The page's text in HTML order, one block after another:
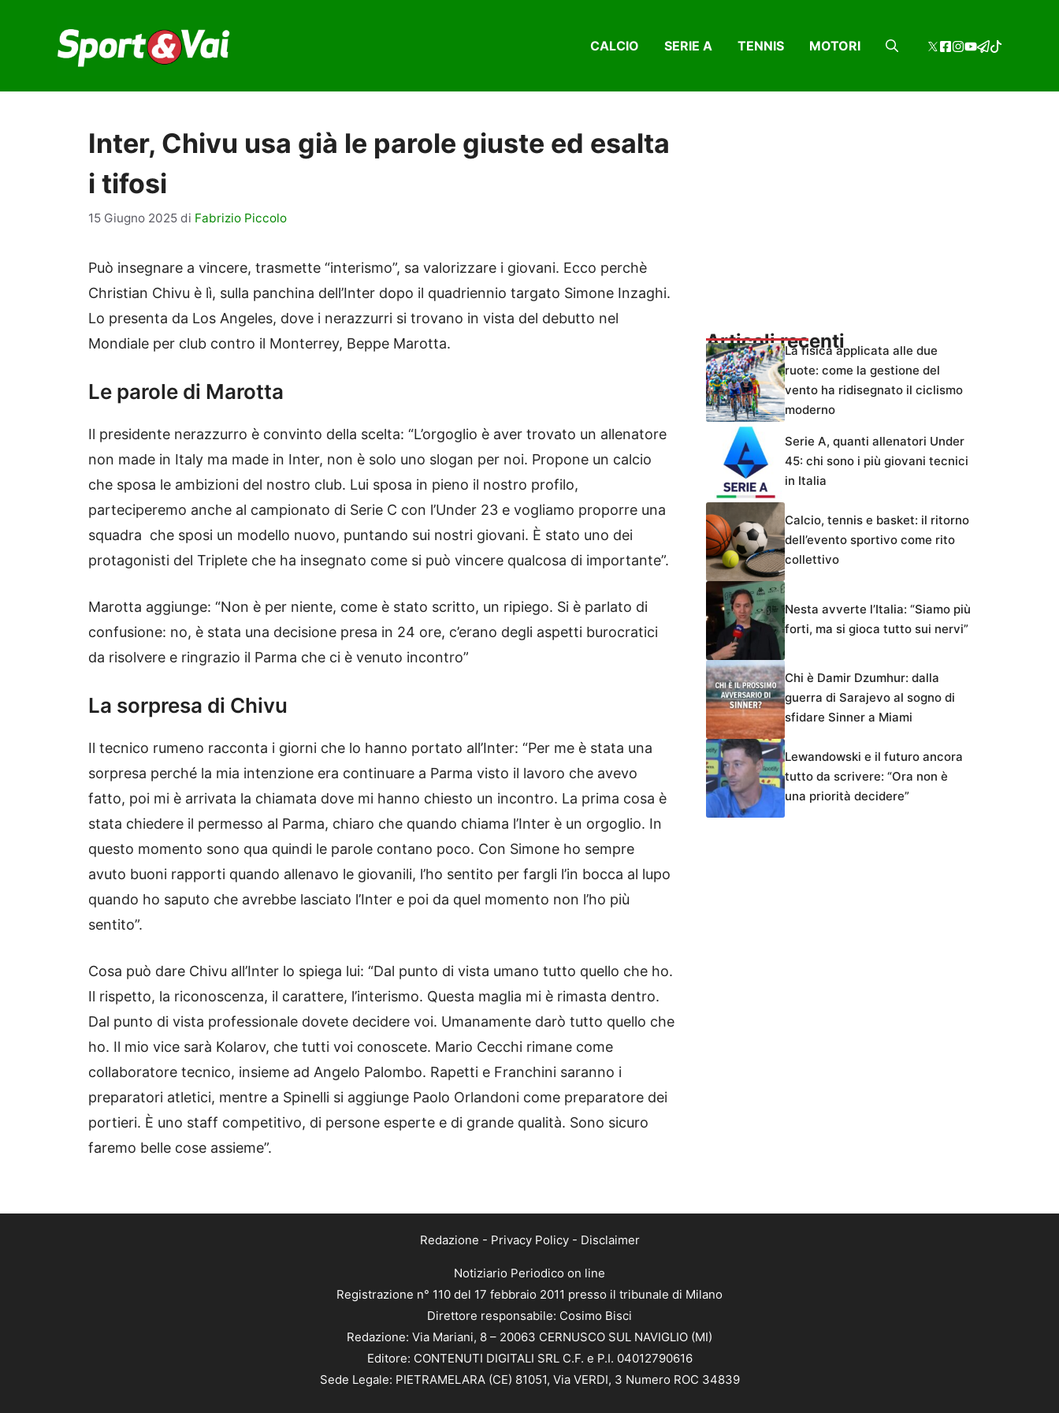
contenuto
CALCIO SERIE A TENNIS MOTORI
Inter, Chivu usa già le parole giuste ed esalta
i tifosi
15 Giugno 2025 di Fabrizio Piccolo
Può insegnare a vincere, trasmette “interismo”, sa valorizzare i giovani. Ecco perchè
Christian Chivu è lì, sulla panchina dell’Inter dopo il quadriennio targato Simone Inzaghi.
Lo presenta da Los Angeles, dove i nerazzurri si trovano in vista del debutto nel
Mondiale per club contro il Monterrey, Beppe Marotta.
Le parole di Marotta
Il presidente nerazzurro è convinto della scelta: “L’orgoglio è aver trovato un allenatore
non made in Italy ma made in Inter, non è solo uno slogan per noi. Propone un calcio
che sposa le ambizioni del nostro club. Lui sposa in pieno il nostro profilo,
parteciperemo anche al campionato di Serie C con l’Under 23 e vogliamo proporre una
squadra che sposi un modello nuovo, puntando sui nostri giovani. È stato uno dei
protagonisti del Triplete che ha insegnato come si può vincere qualcosa di importante”.
Marotta aggiunge: “Non è per niente, come è stato scritto, un ripiego. Si è parlato di
confusione: no, è stata una decisione presa in 24 ore, c’erano degli aspetti burocratici
da risolvere e ringrazio il Parma che ci è venuto incontro”
La sorpresa di Chivu
Il tecnico rumeno racconta i giorni che lo hanno portato all’Inter: “Per me è stata una
sorpresa perché la mia intenzione era continuare a Parma visto il lavoro che avevo
fatto, poi mi è arrivata la chiamata dove mi hanno chiesto un incontro. La prima cosa è
stata chiedere il permesso al Parma, chiaro che quando chiama l’Inter è un orgoglio. In
questo momento sono qua quindi le parole contano poco. Con Simone ho sempre
avuto buoni rapporti quando allenavo le giovanili, l’ho sentito per fargli l’in bocca al lupo
quando ho saputo che avrebbe lasciato l’Inter e poi da quel momento non l’ho più
sentito”.
Cosa può dare Chivu all’Inter lo spiega lui: “Dal punto di vista umano tutto quello che ho.
Il rispetto, la riconoscenza, il carattere, l’interismo. Questa maglia mi è rimasta dentro.
Dal punto di vista professionale dovete decidere voi. Umanamente darò tutto quello che
ho. Il mio vice sarà Kolarov, che tutti voi conoscete. Mario Cecchi rimane come
collaboratore tecnico, insieme ad Angelo Palombo. Rapetti e Franchini saranno i
preparatori atletici, mentre a Spinelli si aggiunge Paolo Orlandoni come preparatore dei
portieri. È uno staff competitivo, di persone esperte e di grande qualità. Sono sicuro
faremo belle cose assieme”.
Articoli recentiLa fisica applicata alle due
ruote: come la gestione del
vento ha ridisegnato il ciclismo
moderno
Serie A, quanti allenatori Under
45: chi sono i più giovani tecnici
in Italia
Calcio, tennis e basket: il ritorno
dell’evento sportivo come rito
collettivo
Nesta avverte l’Italia: “Siamo più
forti, ma si gioca tutto sui nervi”
Chi è Damir Dzumhur: dalla
guerra di Sarajevo al sogno di
sfidare Sinner a Miami
Lewandowski e il futuro ancora
tutto da scrivere: “Ora non è
una priorità decidere”
Redazione - Privacy Policy- Disclaimer
Notiziario Periodico on line
Registrazione n° 110 del 17 febbraio 2011 presso il tribunale di Milano
Direttore responsabile: Cosimo Bisci
Redazione: Via Mariani, 8 – 20063 CERNUSCO SUL NAVIGLIO (MI)
Editore: CONTENUTI DIGITALI SRL C.F. e P.I. 04012790616
Sede Legale: PIETRAMELARA (CE) 81051, Via VERDI, 3 Numero ROC 34839